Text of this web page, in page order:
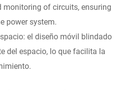
monitoring of circuits, ensuring
power system.
el diseño móvil blindado
del espacio, lo que facilita la